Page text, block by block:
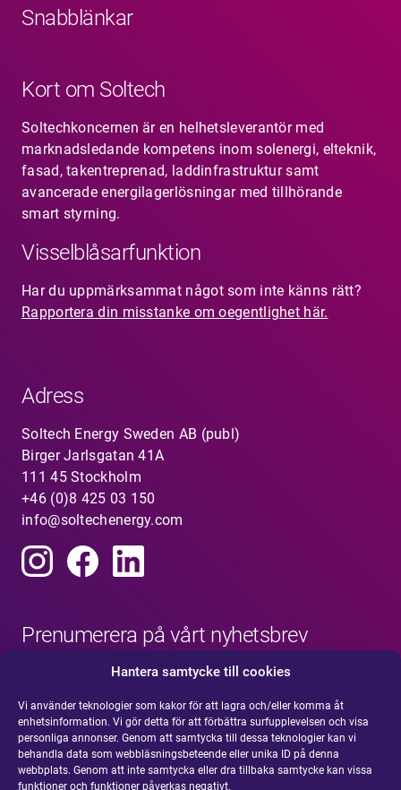
Hantera samtycke till cookies
Vi använder teknologier som kakor för att lagra och/eller komma åt
enhetsinformation. Vi gör detta för att förbättra surfupplevelsen och visa
personliga annonser. Genom att samtycka till dessa teknologier kan vi
behandla data som webbläsningsbeteende eller unika ID på denna
webbplats. Genom att inte samtycka eller dra tillbaka samtycke kan vissa
funktioner och funktioner påverkas negativt.
Snabblänkar
Kort om Soltech
Soltechkoncernen är en helhetsleverantör med
marknadsledande kompetens inom solenergi, elteknik,
fasad, takentreprenad, laddinfrastruktur samt
avancerade energilagerlösningar med tillhörande
smart styrning.
Visselblåsarfunktion
Har du uppmärksammat något som inte känns rätt?
Rapportera din misstanke om oegentlighet här.
Adress
Soltech Energy Sweden AB (publ)
Birger Jarlsgatan 41A
111 45 Stockholm
+46 (0)8 425 03 150
info@soltechenergy.com
Prenumerera på vårt nyhetsbrev